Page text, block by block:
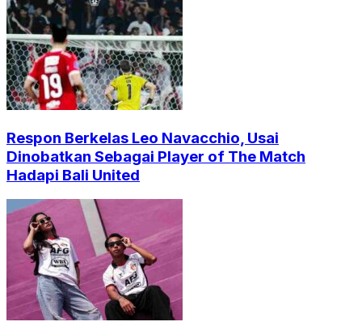
Respon Berkelas Leo Navacchio, Usai
Dinobatkan Sebagai Player of The Match
Hadapi Bali United